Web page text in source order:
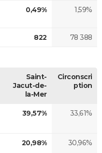
0,49% 1,59%
822 78 388
Saint-
Jacut-de-
la-Mer
Circonscri
ption
39,57% 33,61%
20,98% 30,96%